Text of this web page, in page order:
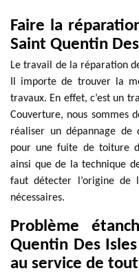
Faire la
Saint Quentin
Le travail de la réparation
Il importe de trouver la
travaux. En effet, c’est un
Couverture, nous sommes
réaliser un dépannage de
pour une fuite de toiture
ainsi que de la technique
faut détecter l’origine de
nécessaires.
Problème
Quentin Des
au service de